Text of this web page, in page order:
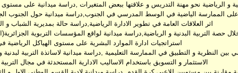
و الرياضية نحو مهنة التدريس و علاقتها ببعض المتغيرات ,دراسة ميدانية على
على الممارسة الياضية في الوسط المدرسي في الجنوب,دراسة ميدانية حول الجنوب
اثر العلاقات العامة في تطوير الادارة الرياضية,دراسة حالة بمديرية الشباب و
حصة التربية البدنية و الرياضية,دراسة ميدانية لواقع المؤسسات التربوية
استراتجيات ادارة الموارد البشرية على مستوى الهياكل
بين النظرية و التطبيق في الممارسة التعليمية ,دراسة ميدانية لاساتذة التربية لبدنية
الاستثمار و التسويق باستخدام الاساليب الادارية المستحدثة في مجال التربية